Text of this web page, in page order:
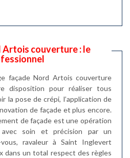
Artois couverture : le
façade Nord Artois couverture
disposition pour réaliser tous
la pose de crépi, l’application de
de façade et plus encore.
de façade est une opération
soin et précision par un
vous, ravaleur à Saint Inglevert
dans un total respect des règles